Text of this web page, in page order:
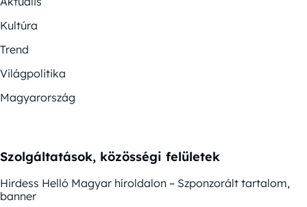
Kultúra
Trend
Világpolitika
Magyarország
Szolgáltatások, közösségi felületek
Hirdess Helló Magyar híroldalon – Szponzorált tartalom,
banner